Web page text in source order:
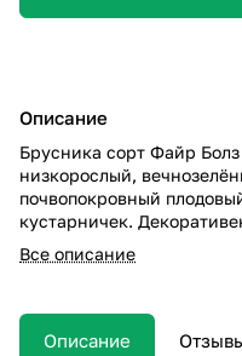
Описание
Брусника сорт Файр
низкорослый,
почвопокровный
кустарничек.
любое время года
образованию компактных,
до 30 см.
Все описание
Описание